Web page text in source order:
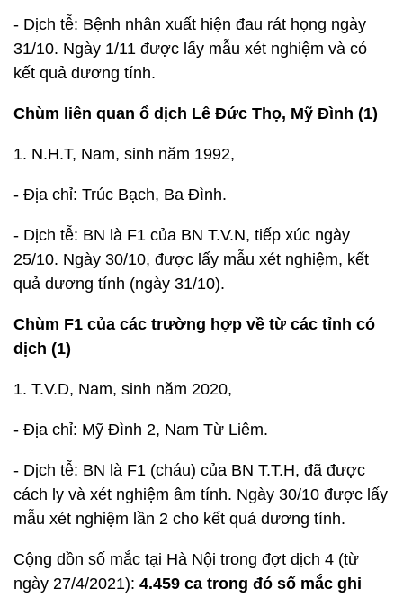
- Dịch tễ: Bệnh nhân xuất hiện đau rát họng ngày
31/10. Ngày 1/11 được lấy mẫu xét nghiệm và có
kết quả dương tính.
Chùm liên quan ổ dịch Lê Đức Thọ, Mỹ Đình (1)
1. N.H.T, Nam, sinh năm 1992,
- Địa chỉ: Trúc Bạch, Ba Đình.
- Dịch tễ: BN là F1 của BN T.V.N, tiếp xúc ngày
25/10. Ngày 30/10, được lấy mẫu xét nghiệm, kết
quả dương tính (ngày 31/10).
Chùm F1 của các trường hợp về từ các tỉnh có
dịch (1)
1. T.V.D, Nam, sinh năm 2020,
- Địa chỉ: Mỹ Đình 2, Nam Từ Liêm.
- Dịch tễ: BN là F1 (cháu) của BN T.T.H, đã được
cách ly và xét nghiệm âm tính. Ngày 30/10 được lấy
mẫu xét nghiệm lần 2 cho kết quả dương tính.
Cộng dồn số mắc tại Hà Nội trong đợt dịch 4 (từ
ngày 27/4/2021): 4.459 ca trong đó số mắc ghi